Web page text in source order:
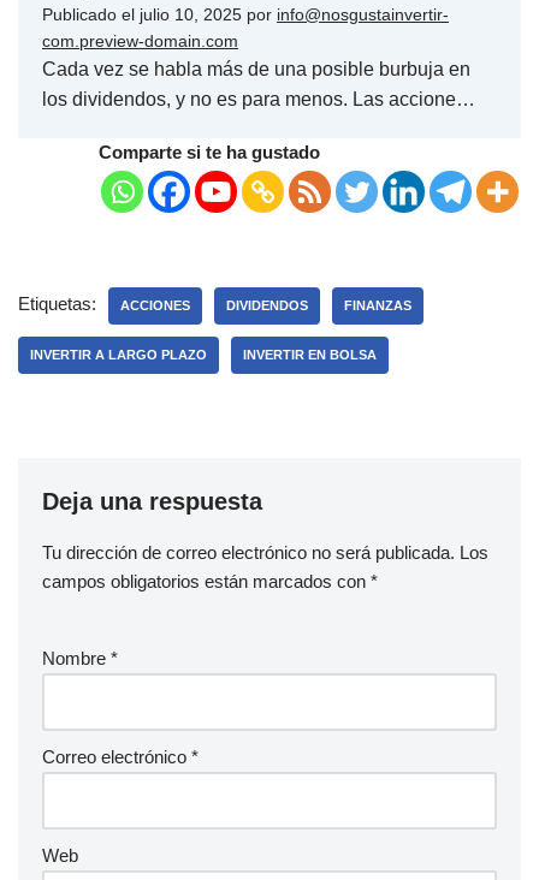
Publicado el julio 10, 2025 por info@nosgustainvertir-
com.preview-domain.com
Cada vez se habla más de una posible burbuja en
los dividendos, y no es para menos. Las accione…
Comparte si te ha gustado
Etiquetas: ACCIONES DIVIDENDOS FINANZAS
INVERTIR A LARGO PLAZO INVERTIR EN BOLSA
Deja una respuesta
Tu dirección de correo electrónico no será publicada. Los
campos obligatorios están marcados con *
Nombre *
Correo electrónico *
Web